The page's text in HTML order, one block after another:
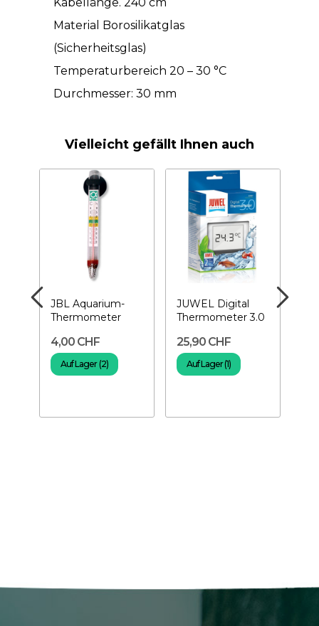
Kabellänge. 240 cm
Material Borosilikatglas
(Sicherheitsglas)
Temperaturbereich 20 – 30 °C
Durchmesser: 30 mm
Vielleicht gefällt Ihnen auch
JBL Aquarium-
Thermometer
4,00 CHF
Auf Lager (2)
JUWEL Digital
Thermometer 3.0
25,90 CHF
Auf Lager (1)